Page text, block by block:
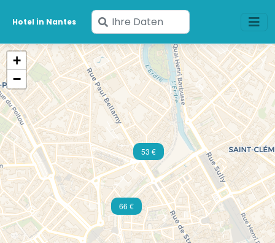
Hotel in Nantes
Geben
Sie
Ihre
Daten
ein
66 €
53 €
+
−